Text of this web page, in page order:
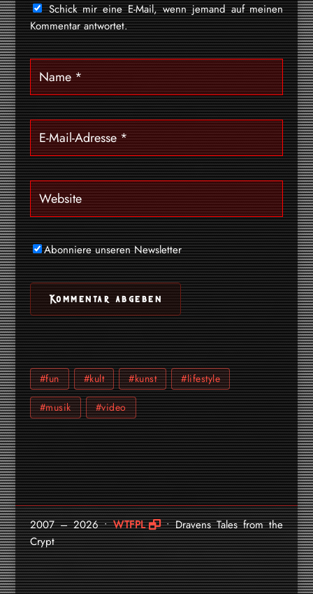
Schick mir eine E-Mail, wenn jemand auf meinen
Kommentar antwortet.
Abonniere unseren Newsletter
#fun #kult #kunst #lifestyle
#musik #video
2007 – 2026 •WTFPL
• Dravens Tales from the
Crypt